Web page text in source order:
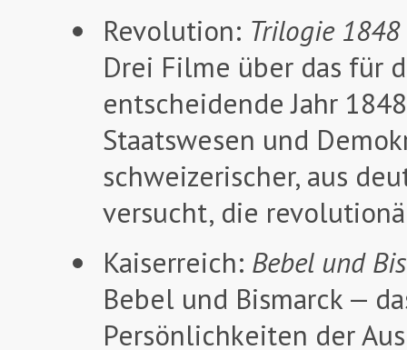
Revolution: Trilogie 1848
Drei Filme über das für
entscheidende Jahr
Staatswesen und
schweizerischer, aus
versucht, die
Kaiserreich: Bebel und
Bebel und Bismarck —
Persönlichkeiten der